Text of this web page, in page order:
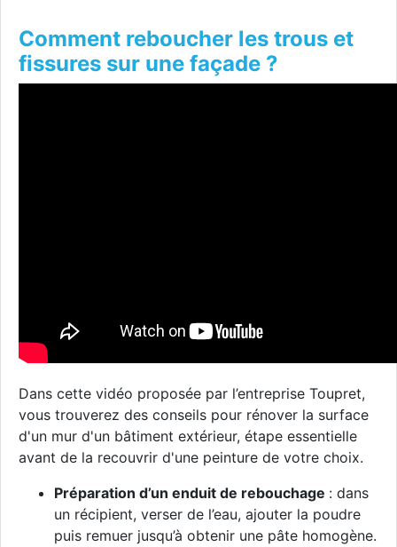
Comment reboucher les trous et
fissures sur une façade ?
Dans cette vidéo proposée par l’entreprise Toupret,
vous trouverez des conseils pour rénover la surface
d'un mur d'un bâtiment extérieur, étape essentielle
avant de la recouvrir d'une peinture de votre choix.
Préparation d’un enduit de rebouchage : dans
un récipient, verser de l’eau, ajouter la poudre
puis remuer jusqu’à obtenir une pâte homogène.